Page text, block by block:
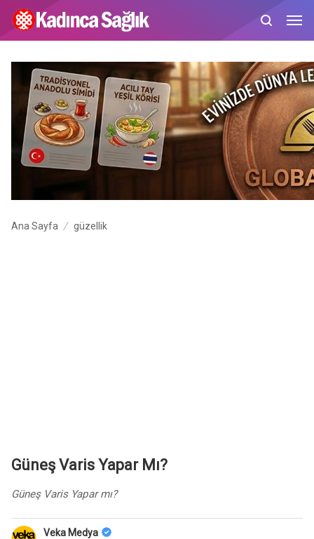
Ana Sayfa güzellik
​Güneş Varis Yapar Mı?
​Güneş Varis Yapar mı?
Veka Medya